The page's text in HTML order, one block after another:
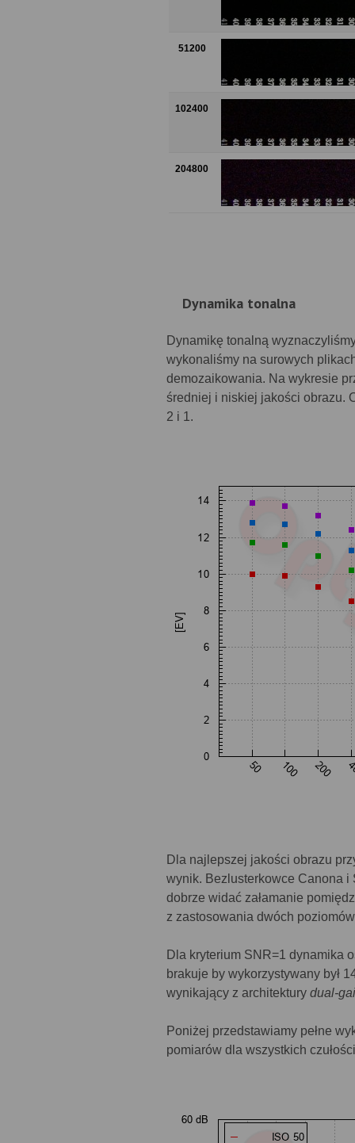
51200
102400
204800
Dynamika tonalna
Dynamikę tonalną
wykonaliśmy na surowych
demozaikowania. Na wykresie
średniej i niskiej jakości obrazu.
2 i 1.
Dla najlepszej jakości obrazu
wynik. Bezlusterkowce Canona i
dobrze widać załamanie
z zastosowania dwóch
Dla kryterium SNR=1 dynamika
brakuje by wykorzystywany był
wynikający z architektury dual-
Poniżej przedstawiamy pełne
pomiarów dla wszystkich